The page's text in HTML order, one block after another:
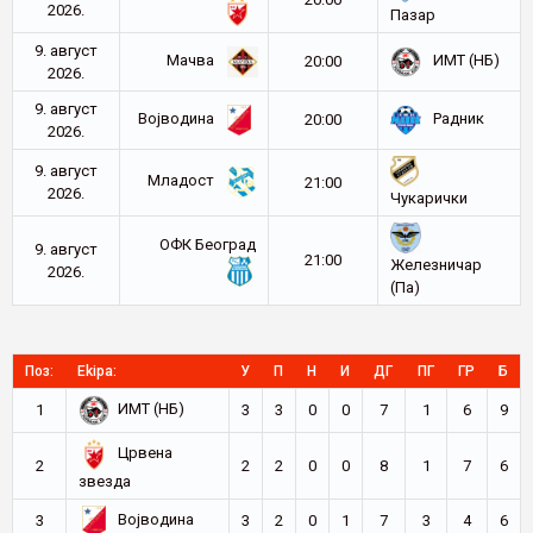
2026.
Пазар
9. август
2026.
Мачва 20:00 ИМТ (НБ)
9. август
2026.
Војводина 20:00 Радник
9. август
2026.
Младост
21:00
Чукарички
9. август
2026.
ОФК Београд
21:00
Железничар
(Па)
Поз: Ekipa: У П Н И ДГ ПГ ГР Б
1 ИМТ (НБ) 3 3 0 0 7 1 6 9
2
Црвена
звезда
2 2 0 0 8 1 7 6
3 Војводина 3 2 0 1 7 3 4 6